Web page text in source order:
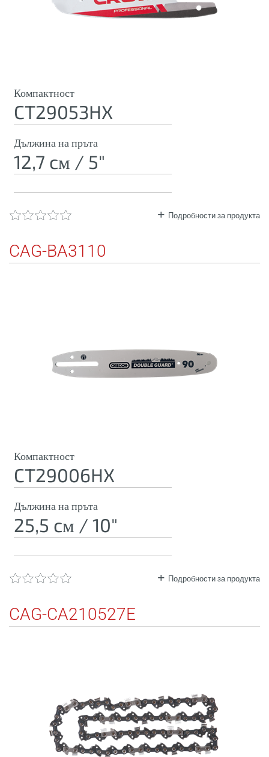
Компактност
CT29053HX
Дължина на пръта
12,7 cм / 5"
Подробности за продукта
CAG-BA3110
Компактност
CT29006HX
Дължина на пръта
25,5 cм / 10"
Подробности за продукта
CAG-CA210527E